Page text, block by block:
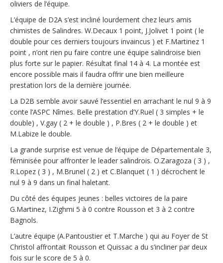
oliviers de l’équipe.
L’équipe de D2A s’est incliné lourdement chez leurs amis
chimistes de Salindres. W.Decaux 1 point, J.Jolivet 1 point ( le
double pour ces derniers toujours invaincus ) et F.Martinez 1
point , n’ont rien pu faire contre une équipe salindroise bien
plus forte sur le papier. Résultat final 14 à 4. La montée est
encore possible mais il faudra offrir une bien meilleure
prestation lors de la dernière journée.
La D2B semble avoir sauvé l’essentiel en arrachant le nul 9 à 9
conte l’ASPC Nîmes. Belle prestation d’Y.Ruel ( 3 simples + le
double) , V.gay ( 2 + le double ) , P.Bres ( 2 + le double ) et
M.Labize le double.
La grande surprise est venue de l’équipe de Départementale 3,
féminisée pour affronter le leader salindrois. O.Zaragoza ( 3 ) ,
R.Lopez ( 3 ) , M.Brunel ( 2 ) et C.Blanquet ( 1 ) décrochent le
nul 9 à 9 dans un final haletant.
Du côté des équipes jeunes : belles victoires de la paire
G.Martinez, I.Zighmi 5 à 0 contre Rousson et 3 à 2 contre
Bagnols.
L’autre équipe (A.Pantoustier et T.Marche ) qui au Foyer de St
Christol affrontait Rousson et Quissac a du s’incliner par deux
fois sur le score de 5 à 0.